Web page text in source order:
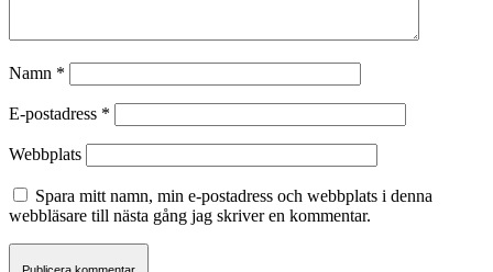
Namn *
E-postadress *
Webbplats
Spara mitt namn, min e-postadress och webbplats i denna
webbläsare till nästa gång jag skriver en kommentar.